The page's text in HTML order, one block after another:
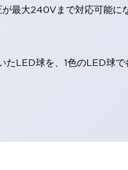
最大240Vまで対応可能に
LED球を、1色のLED球で